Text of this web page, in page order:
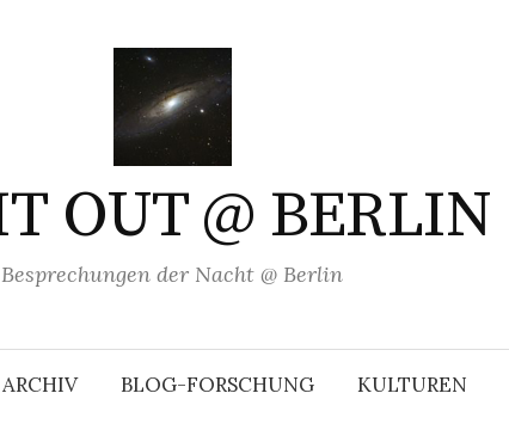
OUT @ BERLIN
Besprechungen der Nacht @ Berlin
ARCHIV BLOG-FORSCHUNG KULTUREN